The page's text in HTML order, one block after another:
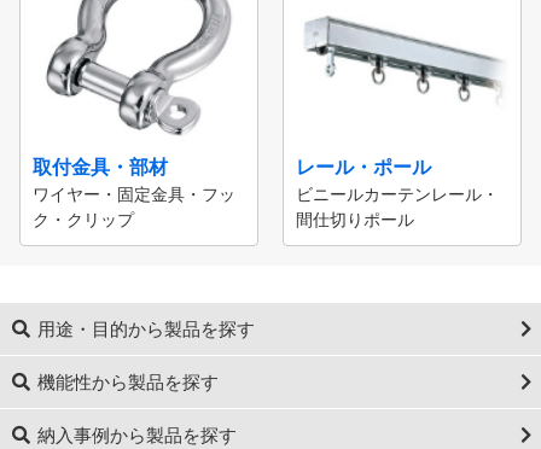
取付金具・部材
ワイヤー・固定金具・フッ
ク・クリップ
レール・ポール
ビニールカーテンレール・
間仕切りポール
用途・目的から製品を探す
機能性から製品を探す
納入事例から製品を探す